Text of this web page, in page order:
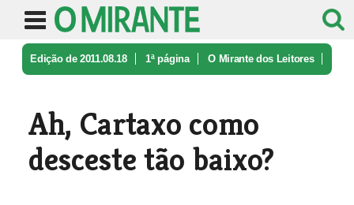
Edição de 2011.08.18 1ª página O Mirante dos Leitores
Ah, Cartaxo como
desceste tão baixo?